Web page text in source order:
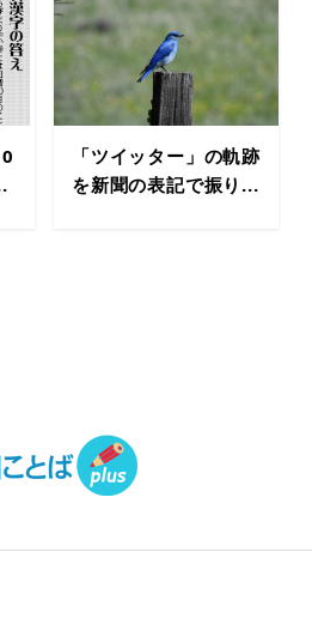
「ツイッター」の軌跡
を新聞の表記で振り...